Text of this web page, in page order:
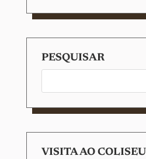
PESQUISAR
VISITA AO COLISEU